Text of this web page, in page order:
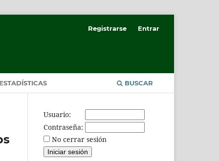
BUSCAR
Registrarse Entrar
Usuario:
Contraseña:
No cerrar sesión